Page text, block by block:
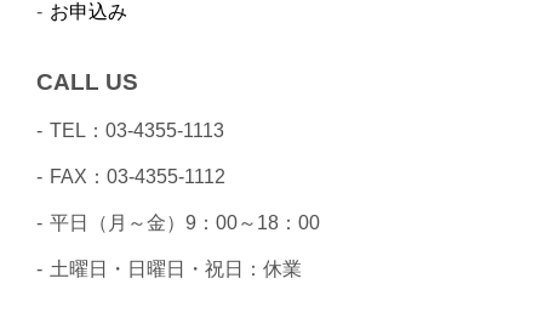
お申込み
CALL US
TEL：03-4355-1113
FAX：03-4355-1112
平日（月～金）9：00～18：00
土曜日・日曜日・祝日：休業